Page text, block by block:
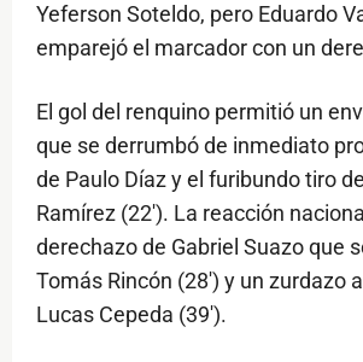
Yeferson Soteldo, pero Eduardo
emparejó el marcador con un
El gol del renquino permitió un
que se derrumbó de inmediato
de Paulo Díaz y el furibundo tiro
Ramírez (22'). La reacción
derechazo de Gabriel Suazo que
Tomás Rincón (28') y un zurdazo
Lucas Cepeda (39').